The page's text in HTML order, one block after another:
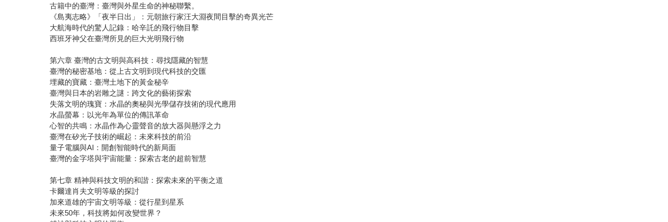
古籍中的臺灣：臺灣與外星生命的神秘聯繫。
《島夷志略》「夜半日出」：元朝旅行家汪大淵夜間目擊的奇異光芒
大航海時代的驚人記錄：哈辛託的飛行物目擊
西班牙神父在臺灣所見的巨大光明飛行物
第六章 臺灣的古文明與高科技：尋找隱藏的智慧
臺灣的秘密基地：從上古文明到現代科技的交匯
埋藏的寶藏：臺灣土地下的黃金秘辛
臺灣與日本的岩雕之謎：跨文化的藝術探索
失落文明的瑰寶：水晶的奧秘與光學儲存技術的現代應用
水晶螢幕：以光年為單位的傳訊革命
心智的共鳴：水晶作為心靈聲音的放大器與懸浮之力
臺灣在矽光子技術的崛起：未來科技的前沿
量子電腦與AI：開創智能時代的新局面
臺灣的金字塔與宇宙能量：探索古老的超前智慧
第七章 精神與科技文明的和諧：探索未來的平衡之道
卡爾達肖夫文明等級的探討
加來道雄的宇宙文明等級：從行星到星系
未來50年，科技將如何改變世界？